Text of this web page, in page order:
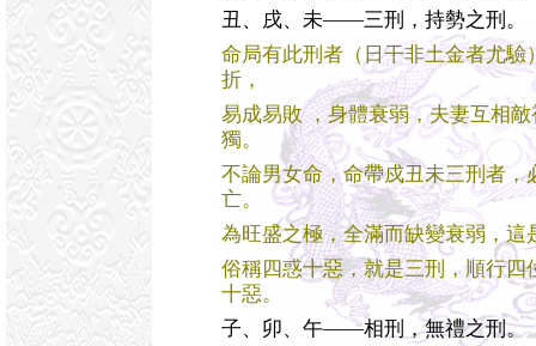
丑、戌、未——三刑，持勢之刑。
命局有此刑者（日干非土金者尤驗
折，
易成易敗 ，身體衰弱，夫妻互相
獨。
不論男女命，命帶戍丑未三刑者，
亡。
為旺盛之極，全滿而缺變衰弱，這
俗稱四惑十惡，就是三刑，順行四
十惡。
子、卯、午——相刑，無禮之刑。